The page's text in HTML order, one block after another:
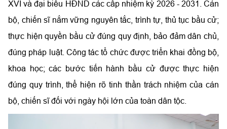
XVI và đại biểu HĐND các cấp nhiệm kỳ 2026 - 2031. Cán
bộ, chiến sĩ nắm vững nguyên tắc, trình tự, thủ tục bầu cử;
thực hiện quyền bầu cử đúng quy định, bảo đảm dân chủ,
đúng pháp luật. Công tác tổ chức được triển khai đồng bộ,
khoa học; các bước tiến hành bầu cử được thực hiện
đúng quy trình, thể hiện rõ tinh thần trách nhiệm của cán
bộ, chiến sĩ đối với ngày hội lớn của toàn dân tộc.